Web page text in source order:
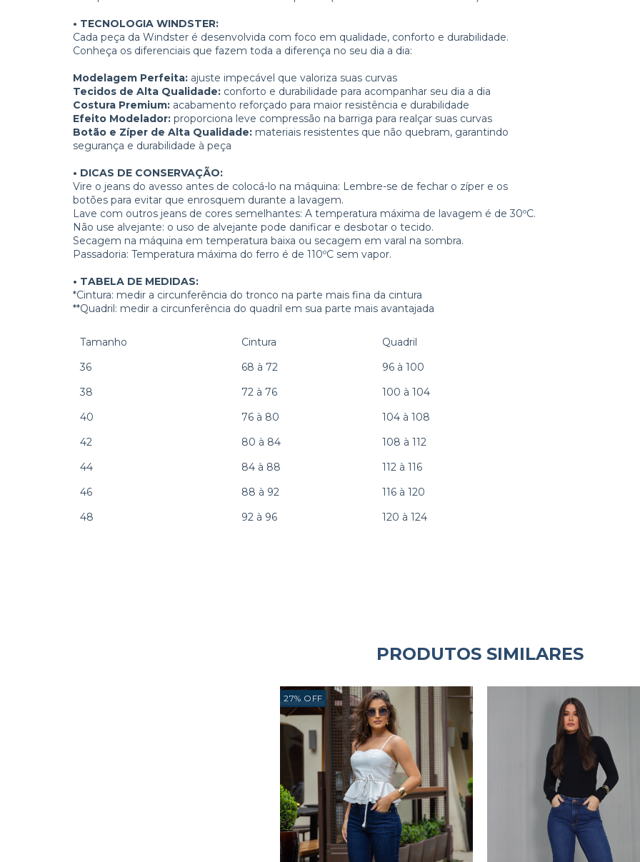
• TECNOLOGIA WINDSTER:
Cada peça da Windster é desenvolvida com foco em qualidade, conforto e durabilidade.
Conheça os diferenciais que fazem toda a diferença no seu dia a dia:
Modelagem Perfeita: ajuste impecável que valoriza suas curvas
Tecidos de Alta Qualidade: conforto e durabilidade para acompanhar seu dia a dia
Costura Premium: acabamento reforçado para maior resistência e durabilidade
Efeito Modelador: proporciona leve compressão na barriga para realçar suas curvas
Botão e Zíper de Alta Qualidade: materiais resistentes que não quebram, garantindo
segurança e durabilidade à peça
• DICAS DE CONSERVAÇÃO:
Vire o jeans do avesso antes de colocá-lo na máquina: Lembre-se de fechar o zíper e os
botões para evitar que enrosquem durante a lavagem.
Lave com outros jeans de cores semelhantes: A temperatura máxima de lavagem é de 30ºC.
Não use alvejante: o uso de alvejante pode danificar e desbotar o tecido.
Secagem na máquina em temperatura baixa ou secagem em varal na sombra.
Passadoria: Temperatura máxima do ferro é de 110ºC sem vapor.
• TABELA DE MEDIDAS:
*Cintura: medir a circunferência do tronco na parte mais fina da cintura
**Quadril: medir a circunferência do quadril em sua parte mais avantajada
Tamanho Cintura
Quadril
36
68 à 72
96 à 100
38
72 à 76
100 à 104
40
76 à 80
104 à 108
42
80 à 84
108 à 112
44
84 à 88
112 à 116
46
88 à 92
116 à 120
48
92 à 96 120 à 124
PRODUTOS SIMILARES
27% OFF